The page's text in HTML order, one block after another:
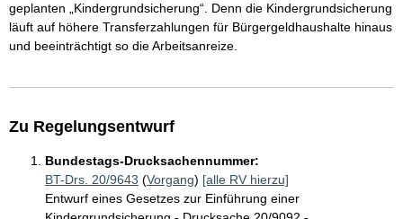
geplanten „Kindergrundsicherung“. Denn die Kindergrundsicherung
läuft auf höhere Transferzahlungen für Bürgergeldhaushalte hinaus
und beeinträchtigt so die Arbeitsanreize.
Zu Regelungsentwurf
Bundestags-Drucksachennummer:
BT-Drs. 20/9643 (Vorgang) [alle RV hierzu]
Entwurf eines Gesetzes zur Einführung einer